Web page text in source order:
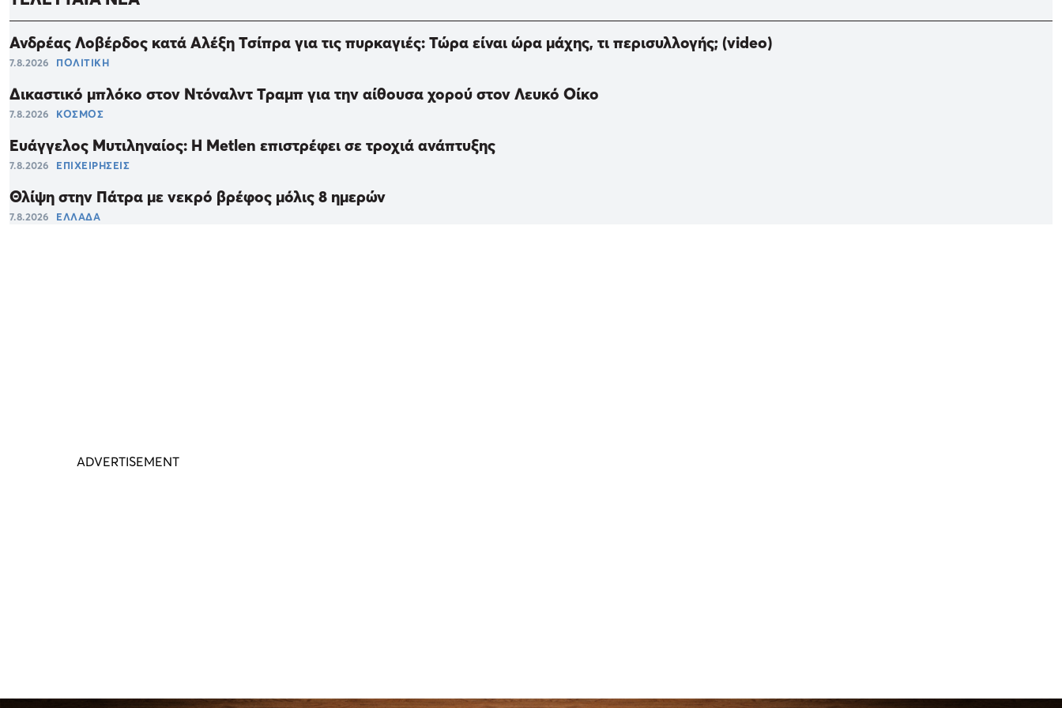
Ανδρέας Λοβέρδος κατά Αλέξη Τσίπρα για τις πυρκαγιές: Τώρα είναι ώρα μάχης, τι περισυλλογής; (video)
7.8.2026 ΠΟΛΙΤΙΚΗ
Δικαστικό μπλόκο στον Ντόναλντ Τραμπ για την αίθουσα χορού στον Λευκό Οίκο
7.8.2026 ΚΟΣΜΟΣ
Ευάγγελος Μυτιληναίος: Η Metlen επιστρέφει σε τροχιά ανάπτυξης
7.8.2026 ΕΠΙΧΕΙΡΗΣΕΙΣ
Θλίψη στην Πάτρα με νεκρό βρέφος μόλις 8 ημερών
7.8.2026 ΕΛΛΑΔΑ